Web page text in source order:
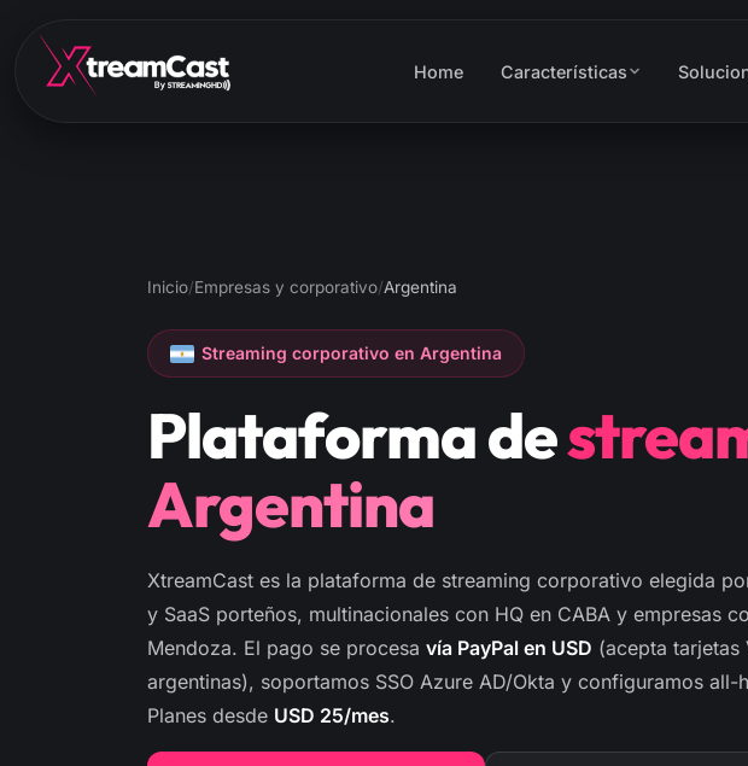
Home Características
Inicio/Empresas y corporativo/Argentina
Streaming corporativo en Argentina
Plataforma de
Argentina
XtreamCast es la plataforma de streaming corporativo elegida
y SaaS porteños, multinacionales con HQ en CABA y empresas
Mendoza. El pago se procesa vía PayPal en USD (acepta tarjetas
argentinas), soportamos SSO Azure AD/Okta y configuramos all-
Planes desde USD 25/mes.